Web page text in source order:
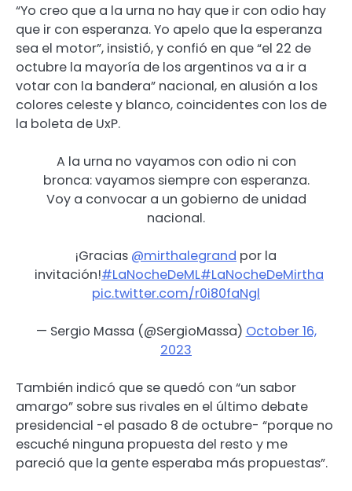
“Yo creo que a la urna no hay que ir con odio hay
que ir con esperanza. Yo apelo que la esperanza
sea el motor”, insistió, y confió en que “el 22 de
octubre la mayoría de los argentinos va a ir a
votar con la bandera” nacional, en alusión a los
colores celeste y blanco, coincidentes con los de
la boleta de UxP.
A la urna no vayamos con odio ni con
bronca: vayamos siempre con esperanza.
Voy a convocar a un gobierno de unidad
nacional.
¡Gracias @mirthalegrand por la
invitación!#LaNocheDeML#LaNocheDeMirtha
pic.twitter.com/r0i80faNgl
— Sergio Massa (@SergioMassa) October 16,
2023
También indicó que se quedó con “un sabor
amargo” sobre sus rivales en el último debate
presidencial -el pasado 8 de octubre- “porque no
escuché ninguna propuesta del resto y me
pareció que la gente esperaba más propuestas”.